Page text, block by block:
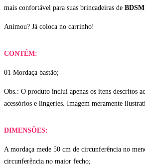
mais confortável para suas brincadeiras de BDSM
Animou? Já coloca no carrinho!
CONTÉM:
01 Mordaça bastão;
Obs.: O produto inclui apenas os itens descritos
acessórios e lingeries. Imagem meramente
DIMENSÕES:
A mordaça mede 50 cm de circunferência no
circunferência no maior fecho;